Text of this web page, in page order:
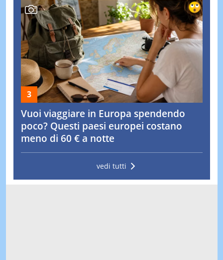
Vuoi viaggiare in Europa spendendo
poco? Questi paesi europei costano
meno di 60 € a notte
vedi tutti